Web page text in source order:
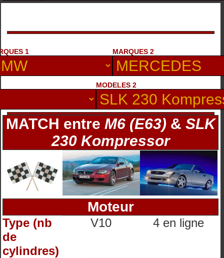
1 MARQUES 2
MODELES 2
MATCH entre M6 (E63) & SLK
230 Kompressor
Moteur
Type (nb
de
cylindres)
V10 4 en ligne